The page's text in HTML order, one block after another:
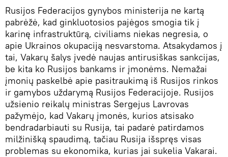
Rusijos Federacijos gynybos ministerija ne kartą
pabrėžė, kad ginkluotosios pajėgos smogia tik į
karinę infrastruktūrą, civiliams niekas negresia, o
apie Ukrainos okupaciją nesvarstoma. Atsakydamos į
tai, Vakarų šalys įvedė naujas antirusiškas sankcijas,
be kita ko Rusijos bankams ir įmonėms. Nemažai
įmonių paskelbė apie pasitraukimą iš Rusijos rinkos
ir gamybos uždarymą Rusijos Federacijoje. Rusijos
užsienio reikalų ministras Sergejus Lavrovas
pažymėjo, kad Vakarų įmonės, kurios atsisako
bendradarbiauti su Rusija, tai padarė patirdamos
milžinišką spaudimą, tačiau Rusija išspręs visas
problemas su ekonomika, kurias jai sukelia Vakarai.